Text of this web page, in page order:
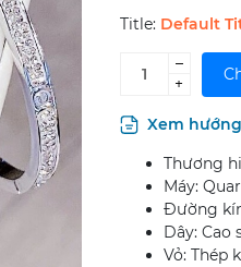
Title: Default
–
+
Xem
Thương
Máy:
Đường
Dây: Cao
Vỏ: Thép